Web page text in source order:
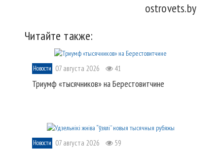
ostrovets.by
Читайте также:
Новости 07 августа 2026 41
Триумф «тысячников» на Берестовитчине
Новости 07 августа 2026 59